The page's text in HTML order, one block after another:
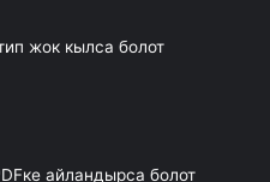
жок кылса болот
айландырса болот